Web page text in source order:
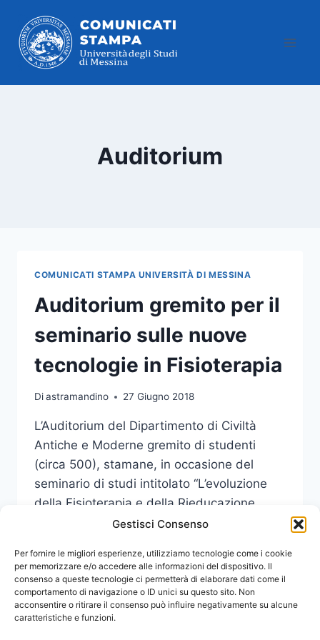
Gestisci Consenso
Per fornire le migliori esperienze, utilizziamo tecnologie come i cookie
per memorizzare e/o accedere alle informazioni del dispositivo. Il
consenso a queste tecnologie ci permetterà di elaborare dati come il
comportamento di navigazione o ID unici su questo sito. Non
acconsentire o ritirare il consenso può influire negativamente su alcune
caratteristiche e funzioni.
contenuto
Auditorium
COMUNICATI STAMPA UNIVERSITÀ DI MESSINA
Auditorium gremito per il
seminario sulle nuove
tecnologie in Fisioterapia
Diastramandino 27 Giugno 2018
L’Auditorium del Dipartimento di Civiltà
Antiche e Moderne gremito di studenti
(circa 500), stamane, in occasione del
seminario di studi intitolato “L’evoluzione
della Fisioterapia e della Rieducazione
motoria: nuove tecniche”.
LEGGI DI PIÙAUDITORIUM
GREMITO
PER
IL
SEMINARIO